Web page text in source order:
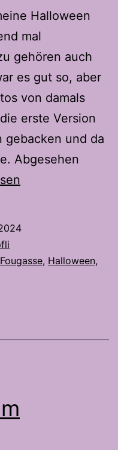
Halloween
mal
gehören auch
es gut so, aber
von damals
erste Version
gebacken und da
Abgesehen
Fougasse, Halloween,